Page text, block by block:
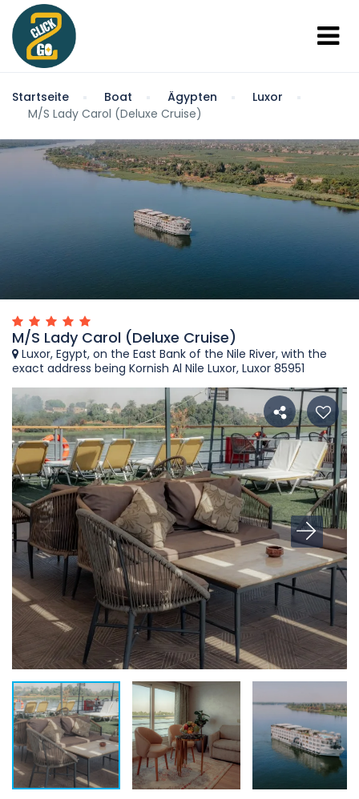
Startseite Boat Ägypten
Luxor
M/S Lady Carol (Deluxe Cruise)
M/S Lady Carol (Deluxe Cruise)
Luxor, Egypt, on the East Bank of the Nile River, with the
exact address being Kornish Al Nile Luxor, Luxor 85951